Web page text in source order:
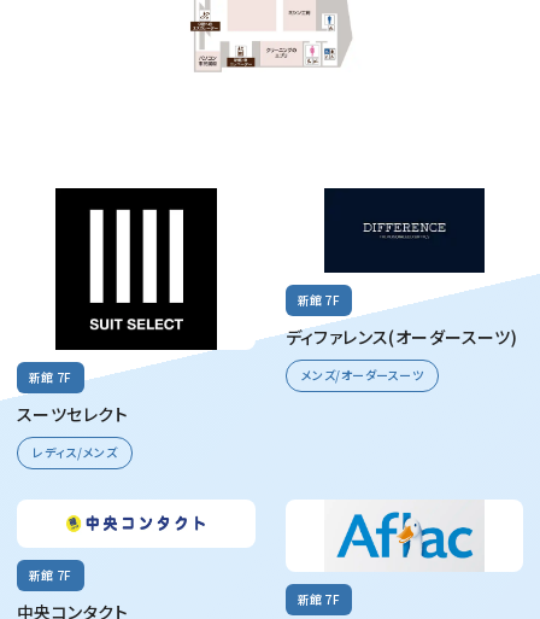
新館 7F
スーツセレクト
レディス/メンズ
新館 7F
ディファレンス(オーダースーツ)
メンズ/オーダースーツ
新館 7F
中央コンタクト 新館 7F